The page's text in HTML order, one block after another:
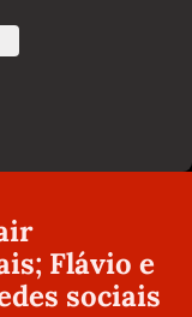
Flávio e
sociais